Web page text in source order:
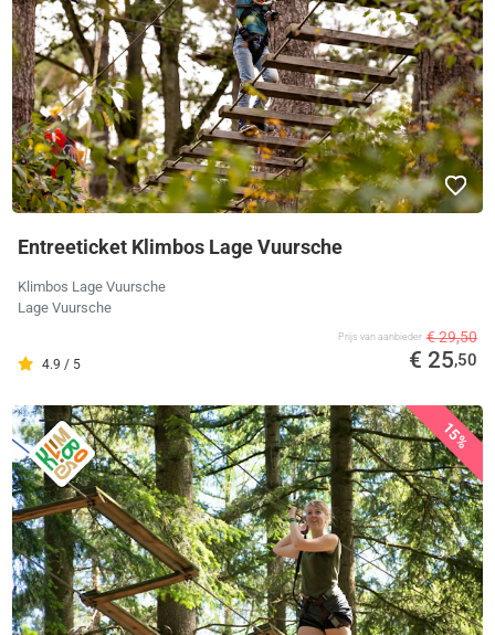
Entreeticket Klimbos Lage Vuursche
Klimbos Lage Vuursche
Lage Vuursche
4.9 / 5
Prijs van aanbieder € 29,50
€ 25,50
15%